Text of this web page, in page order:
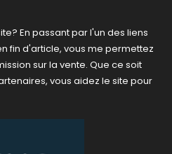
En passant par l'un des liens
fin d'article, vous me permettez
sur la vente. Que ce soit
vous aidez le site pour